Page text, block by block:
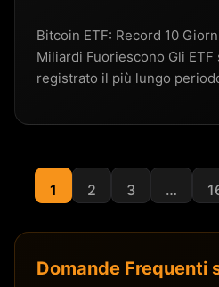
Bitcoin ETF: Record 10
Miliardi Fuoriescono Gli
registrato il più lungo
1 2 3 …
Domande Frequenti